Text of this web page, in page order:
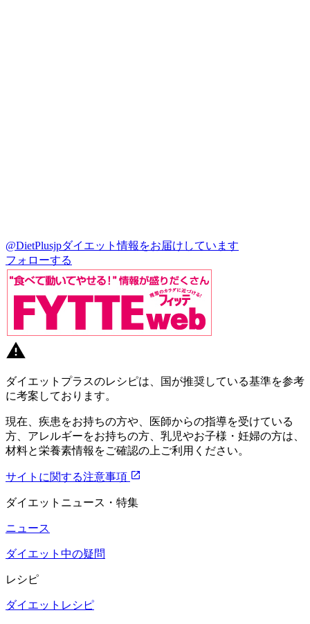
@DietPlusjpダイエット情報をお届けしています
フォローする
ダイエットプラスのレシピは、国が推奨している基準を参考
に考案しております。
現在、疾患をお持ちの方や、医師からの指導を受けている
方、アレルギーをお持ちの方、乳児やお子様・妊婦の方は、
材料と栄養素情報をご確認の上ご利用ください。
サイトに関する注意事項
ダイエットニュース・特集
ニュース
ダイエット中の疑問
レシピ
ダイエットレシピ